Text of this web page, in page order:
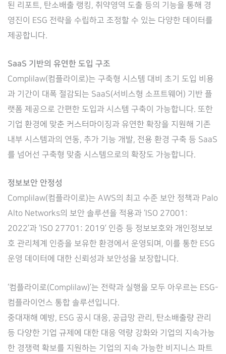
된 리포트, 탄소배출 랭킹, 취약영역 도출 등의 기능을 통해 경
영진이 ESG 전략을 수립하고 조정할 수 있는 다양한 데이터를
제공합니다.
SaaS 기반의 유연한 도입 구조
Complilaw(컴플라이로)는 구축형 시스템 대비 초기 도입 비용
과 기간이 대폭 절감되는 SaaS(서비스형 소프트웨어) 기반 플
랫폼 제공으로 간편한 도입과 시스템 구축이 가능합니다. 또한
기업 환경에 맞춘 커스터마이징과 유연한 확장을 지원해 기존
내부 시스템과의 연동, 추가 기능 개발, 전용 환경 구축 등 SaaS
를 넘어선 구축형 맞춤 시스템으로의 확장도 가능합니다.
정보보안 안정성
Complilaw(컴플라이로)는 AWS의 최고 수준 보안 정책과 Palo
Alto Networks의 보안 솔루션을 적용과 ‘ISO 27001:
2022’과 ‘ISO 27701: 2019’ 인증 등 정보보호와 개인정보보
호 관리체계 인증을 보유한 환경에서 운영되며, 이를 통한 ESG
운영 데이터에 대한 신뢰성과 보안성을 보장합니다.
‘컴플라이로(Complilaw)’는 전략과 실행을 모두 아우르는 ESG-
컴플라이언스 통합 솔루션입니다.
중대재해 예방, ESG 공시 대응, 공급망 관리, 탄소배출량 관리
등 다양한 기업 규제에 대한 대응 역량 강화와 기업의 지속가능
한 경쟁력 확보를 지원하는 기업의 지속 가능한 비지니스 파트